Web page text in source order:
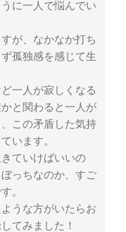
に一人で悩んでい
が、なかなか打ち
孤独感を感じて生
一人が寂しくなる
と関わると一人が
この矛盾した気持
います。
ていけばいいの
っちなのか、すご
。
うな方がいたらお
てみました！